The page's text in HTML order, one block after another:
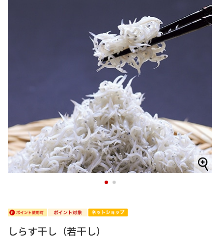
1 2
しらす干し（若干し）